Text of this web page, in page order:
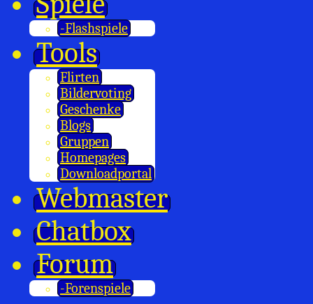
-Flashspiele
Tools
Flirten
Bildervoting
Geschenke
Blogs
Gruppen
Homepages
Downloadportal
Webmaster
Chatbox
Forum
-Forenspiele